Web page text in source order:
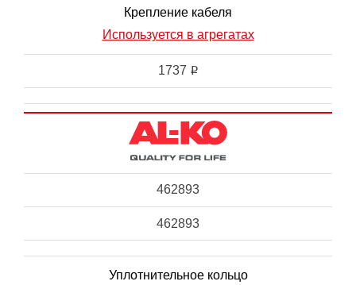
Крепление кабеля
Используется в агрегатах
1737 i
462893
462893
Уплотнительное кольцо